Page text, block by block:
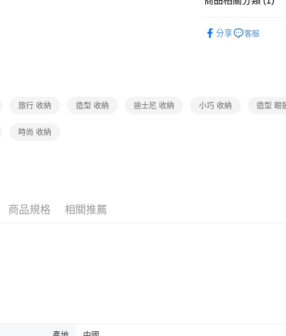
分享
客服
旅行 收納 造型 收納 迪士尼 收納 小巧 收納 造型 眼
時尚 收納
商品規格 相關推薦